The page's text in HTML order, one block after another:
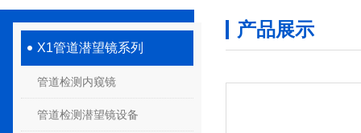
X1管道潜望镜系列
管道检测内窥镜
管道检测潜望镜设备
产品展示